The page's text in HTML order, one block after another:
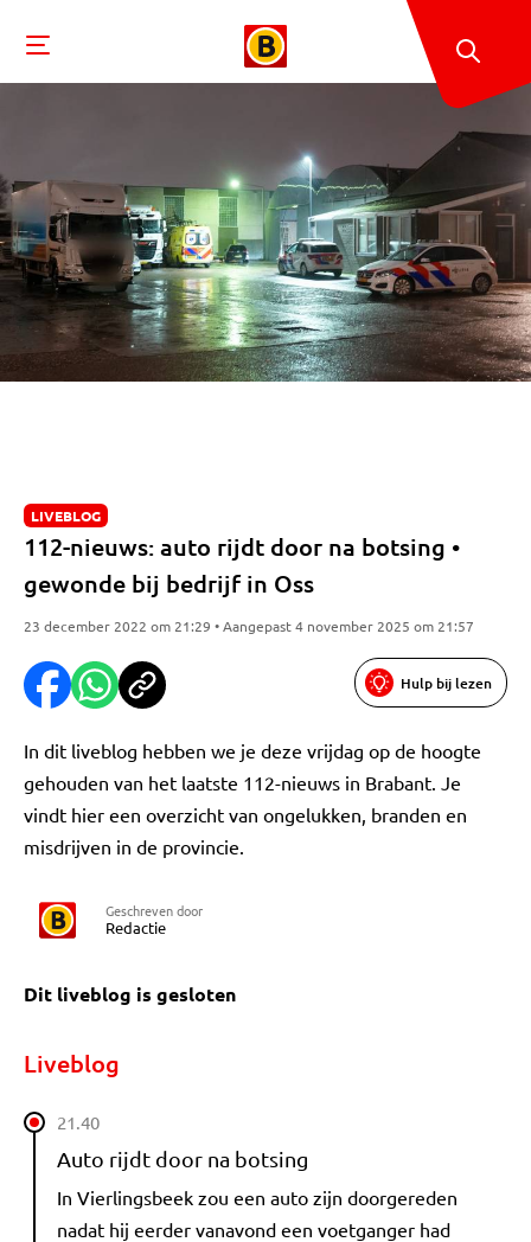
LIVEBLOG
112-nieuws: auto rijdt door na botsing •
gewonde bij bedrijf in Oss
23 december 2022 om 21:29 • Aangepast 4 november 2025 om 21:57
Hulp bij lezen
In dit liveblog hebben we je deze vrijdag op de hoogte
gehouden van het laatste 112-nieuws in Brabant. Je
vindt hier een overzicht van ongelukken, branden en
misdrijven in de provincie.
Geschreven door
Redactie
Dit liveblog is gesloten
Liveblog
21.40
Auto rijdt door na botsing
In Vierlingsbeek zou een auto zijn doorgereden
nadat hij eerder vanavond een voetganger had